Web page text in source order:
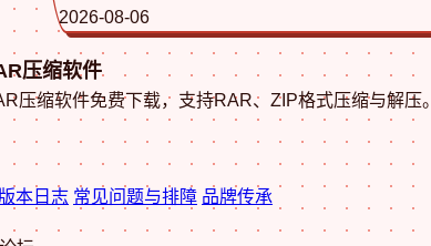
2026-08-06
压缩软件
压缩软件免费下载，支持RAR、ZIP格式压缩与解
版本日志 常见问题与排障 品牌传承